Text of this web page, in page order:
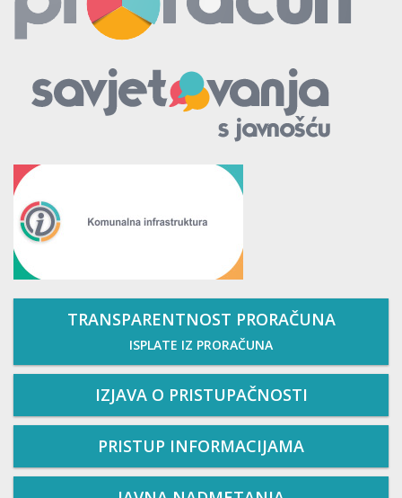
TRANSPARENTNOST PRORAČUNA
ISPLATE IZ PRORAČUNA
IZJAVA O PRISTUPAČNOSTI
PRISTUP INFORMACIJAMA